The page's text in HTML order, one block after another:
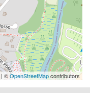
| ©OpenStreetMapcontributors